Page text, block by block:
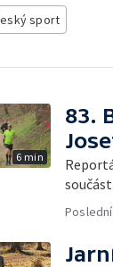
sport
6 min
83.